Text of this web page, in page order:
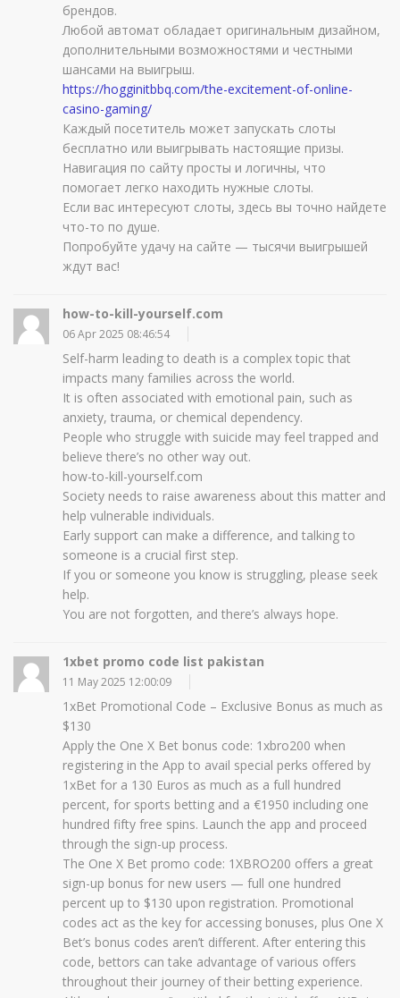
брендов.
Любой автомат обладает оригинальным дизайном,
дополнительными возможностями и честными
шансами на выигрыш.
https://hogginitbbq.com/the-excitement-of-online-
casino-gaming/
Каждый посетитель может запускать слоты
бесплатно или выигрывать настоящие призы.
Навигация по сайту просты и логичны, что
помогает легко находить нужные слоты.
Если вас интересуют слоты, здесь вы точно найдете
что-то по душе.
Попробуйте удачу на сайте — тысячи выигрышей
ждут вас!
how-to-kill-yourself.com
06 Apr 2025 08:46:54
Self-harm leading to death is a complex topic that
impacts many families across the world.
It is often associated with emotional pain, such as
anxiety, trauma, or chemical dependency.
People who struggle with suicide may feel trapped and
believe there’s no other way out.
how-to-kill-yourself.com
Society needs to raise awareness about this matter and
help vulnerable individuals.
Early support can make a difference, and talking to
someone is a crucial first step.
If you or someone you know is struggling, please seek
help.
You are not forgotten, and there’s always hope.
1xbet promo code list pakistan
11 May 2025 12:00:09
1xBet Promotional Code – Exclusive Bonus as much as
$130
Apply the One X Bet bonus code: 1xbro200 when
registering in the App to avail special perks offered by
1xBet for a 130 Euros as much as a full hundred
percent, for sports betting and a €1950 including one
hundred fifty free spins. Launch the app and proceed
through the sign-up process.
The One X Bet promo code: 1XBRO200 offers a great
sign-up bonus for new users — full one hundred
percent up to $130 upon registration. Promotional
codes act as the key for accessing bonuses, plus One X
Bet’s bonus codes aren’t different. After entering this
code, bettors can take advantage of various offers
throughout their journey of their betting experience.